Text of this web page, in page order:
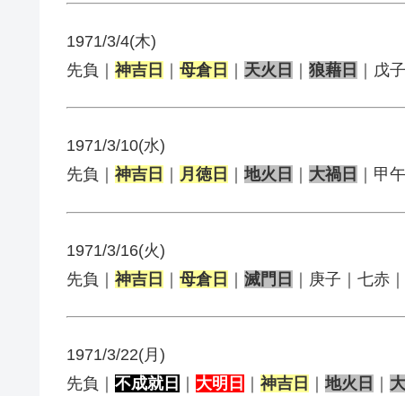
1971/3/4(木)
先負｜ 神吉日 母倉日 天火日 狼藉日 ｜戊
1971/3/10(水)
先負｜ 神吉日 月徳日 ｜地火日 大禍日 ｜甲
1971/3/16(火)
先負｜ 神吉日 ｜ 母倉日 ｜ 滅門日 ｜庚子｜七赤
1971/3/22(月)
先負｜ 不成就日 大明日 神吉日 ｜地火日